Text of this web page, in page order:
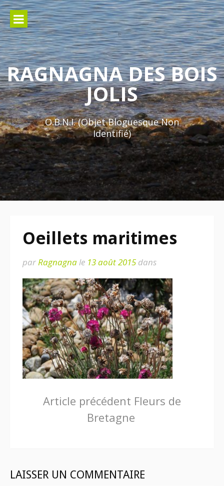
Aller
au
contenu
RAGNAGNA DES BOIS
JOLIS
O.B.N.I. (Objet Bloguesque Non
Identifié)
Oeillets maritimes
parRagnagnale 13 août 2015 dans
LireArticle précédent Fleurs de
Bretagne
LAISSER UN COMMENTAIRE